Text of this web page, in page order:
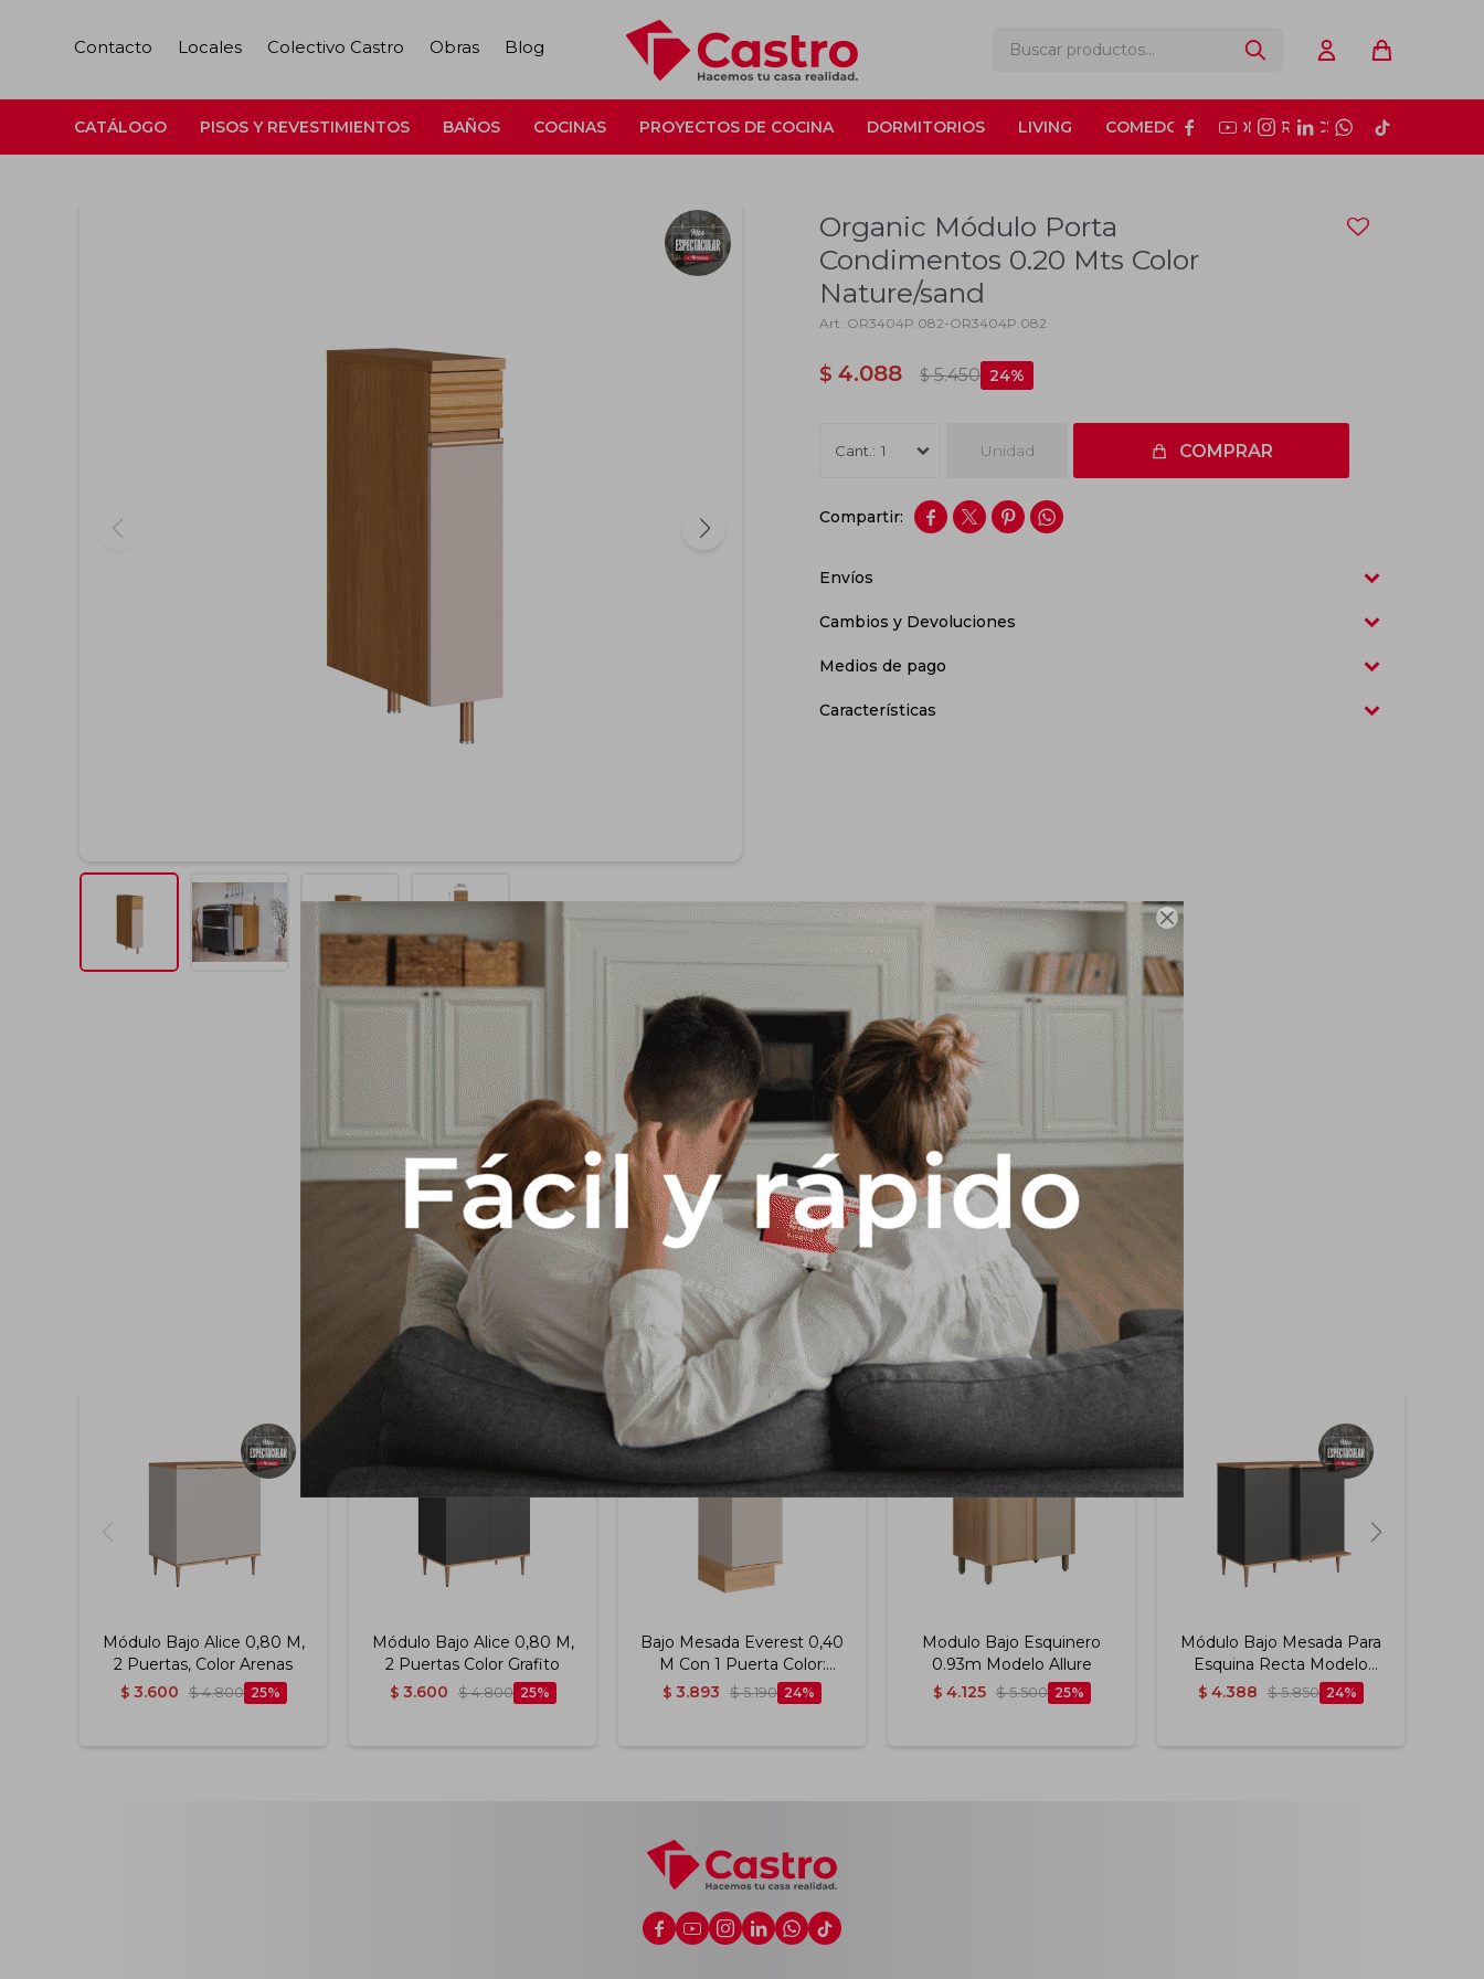

CATÁLOGO PISOS Y REVESTIMIENTOS BAÑOS COCINAS PROYECTOS DE COCINA DORMITORIOS LIVING COMEDOR CONSTRUCCIÓN
     
Contacto Locales Colectivo Castro Obras Blog
Organic Módulo Porta
Condimentos 0.20 Mts Color
Nature/sand
OR3404P.082-OR3404P.082
$ 4.088 $ 5.450 24
1 Unidad COMPRAR
   
Envíos
Cambios y Devoluciones
Medios de pago
Características
Descripción
-Material y espesor del producto MDP 15mm y 25mm -Tiene una tapa Si -Refinamiento Melamina -Número de
repisas: 2 -Peso soportado por el repisa: 5 kg -Numero de puertas 1 -Material y tipo de rieles: Metalica
telescopica -Altura y material del patas 13 cm -Numero de patas 2 -Sistema de montaje Tornillos, tarugos y
minifix
Productos que te pueden interesar
Módulo Bajo Alice 0,80 M,
2 Puertas, Color Arenas
$ 3.600 $ 4.800 25
Módulo Bajo Alice 0,80 M,
2 Puertas Color Grafito
$ 3.600 $ 4.800 25
Bajo Mesada Everest 0,40
M Con 1 Puerta Color:
Carvalho/panna
$ 3.893 $ 5.190 24
Modulo Bajo Esquinero
0.93m Modelo Allure
$ 4.125 $ 5.500 25
Módulo Bajo Mesada Para
Esquina Recta Modelo
Alice Color Grafito
$ 4.388 $ 5.850 24
     